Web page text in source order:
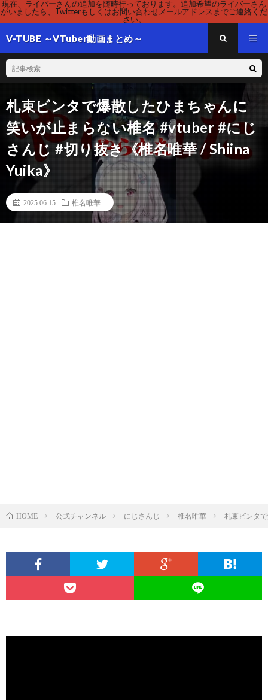
現在、ライバーさんの追加を随時行っております。追加希望のライバーさん
がいましたら、Twitterもしくはお問い合わせメールアドレスまでご連絡くだ
さい。
V-TUBE ～VTuber動画まとめ～
札束ビンタで爆散したひまちゃんに
笑いが止まらない椎名 #vtuber #にじ
さんじ #切り抜き《椎名唯華 / Shiina
Yuika》
2025.06.15 椎名唯華
HOME 公式チャンネル にじさんじ 椎名唯華 札束ビンタ